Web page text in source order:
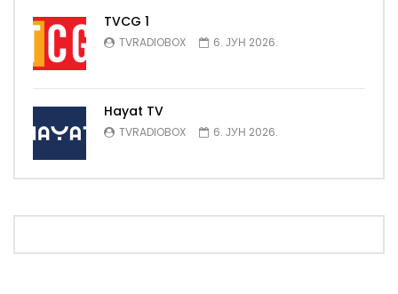
TVCG 1
TVRADIOBOX 6. ЈУН 2026.
Hayat TV
TVRADIOBOX 6. ЈУН 2026.